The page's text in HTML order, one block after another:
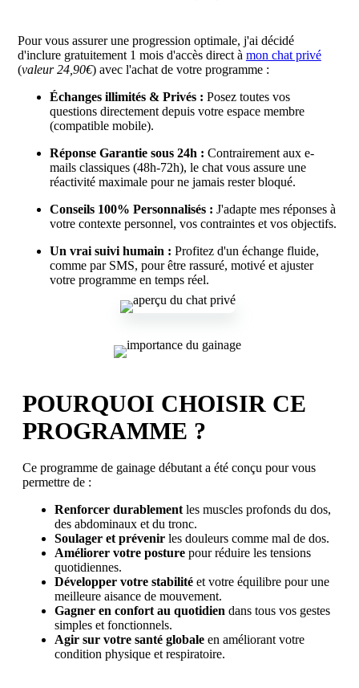
Pour vous assurer une progression optimale, j'ai décidé
d'inclure gratuitement 1 mois d'accès direct à mon chat privé
(valeur 24,90€) avec l'achat de votre programme :
Échanges illimités & Privés : Posez toutes vos
questions directement depuis votre espace membre
(compatible mobile).
Réponse Garantie sous 24h : Contrairement aux e-
mails classiques (48h-72h), le chat vous assure une
réactivité maximale pour ne jamais rester bloqué.
Conseils 100% Personnalisés : J'adapte mes réponses à
votre contexte personnel, vos contraintes et vos objectifs.
Un vrai suivi humain : Profitez d'un échange fluide,
comme par SMS, pour être rassuré, motivé et ajuster
votre programme en temps réel.
POURQUOI CHOISIR CE
PROGRAMME ?
Ce programme de gainage débutant a été conçu pour vous
permettre de :
Renforcer durablement les muscles profonds du dos,
des abdominaux et du tronc.
Soulager et prévenir les douleurs comme mal de dos.
Améliorer votre posture pour réduire les tensions
quotidiennes.
Développer votre stabilité et votre équilibre pour une
meilleure aisance de mouvement.
Gagner en confort au quotidien dans tous vos gestes
simples et fonctionnels.
Agir sur votre santé globale en améliorant votre
condition physique et respiratoire.